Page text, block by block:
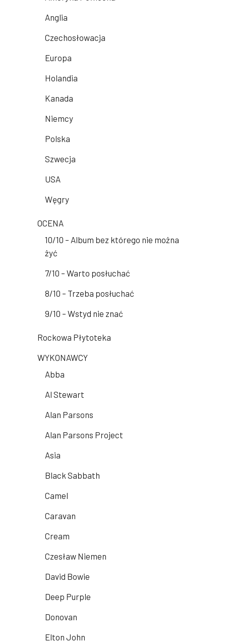
Anglia
Czechosłowacja
Europa
Holandia
Kanada
Niemcy
Polska
Szwecja
USA
Węgry
OCENA
10/10 – Album bez którego nie można
żyć
7/10 – Warto posłuchać
8/10 – Trzeba posłuchać
9/10 – Wstyd nie znać
Rockowa Płytoteka
WYKONAWCY
Abba
Al Stewart
Alan Parsons
Alan Parsons Project
Asia
Black Sabbath
Camel
Caravan
Cream
Czesław Niemen
David Bowie
Deep Purple
Donovan
Elton John